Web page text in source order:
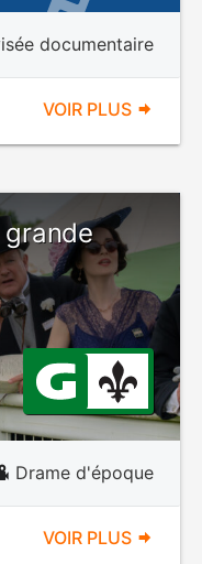
documentaire
VOIR PLUS
Drame d'époque
VOIR PLUS